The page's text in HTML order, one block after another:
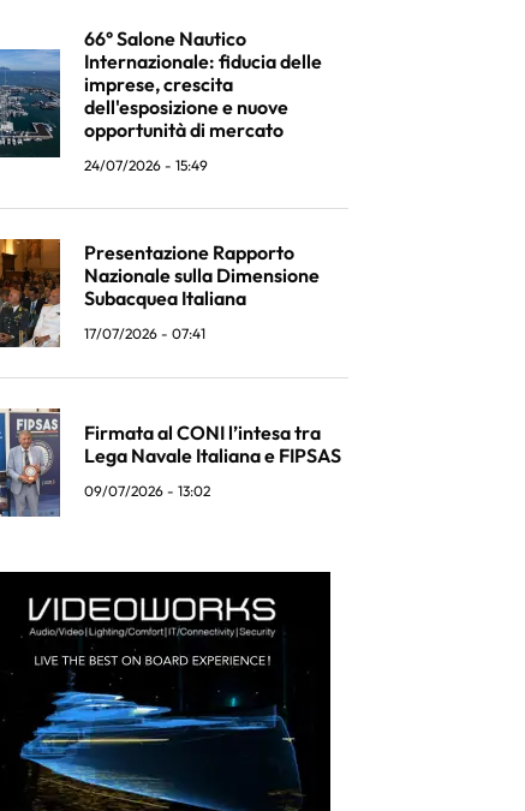
66° Salone Nautico
Internazionale: fiducia delle
imprese, crescita
dell'esposizione e nuove
opportunità di mercato
24/07/2026 - 15:49
Presentazione Rapporto
Nazionale sulla Dimensione
Subacquea Italiana
17/07/2026 - 07:41
Firmata al CONI l’intesa tra
Lega Navale Italiana e FIPSAS
09/07/2026 - 13:02